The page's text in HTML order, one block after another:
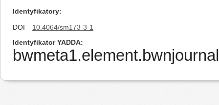
Identyfikatory
DOI
10.4064/sm173-3-1
Identyfikator YADDA